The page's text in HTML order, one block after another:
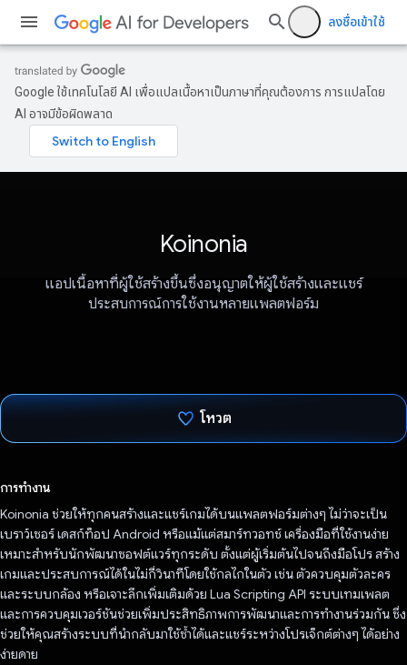
ลงชื่อเข้าใช้
Google ใช้เทคโนโลยี AI เพื่อแปลเนื้อหาเป็นภาษาที่คุณต้องการ การแปลโดย
AI อาจมีข้อผิดพลาด
Koinonia
แอปเนื้อหาที่ผู้ใช้สร้างขึ้นซึ่งอนุญาตให้ผู้ใช้สร้างและแชร์
ประสบการณ์การใช้งานหลายแพลตฟอร์ม
โหวต
การทำงาน
Koinonia ช่วยให้ทุกคนสร้างและแชร์เกมได้บนแพลตฟอร์มต่างๆ ไม่ว่าจะเป็น
เบราว์เซอร์ เดสก์ท็อป Android หรือแม้แต่สมาร์ทวอทช์ เครื่องมือที่ใช้งานง่าย
เหมาะสำหรับนักพัฒนาซอฟต์แวร์ทุกระดับ ตั้งแต่ผู้เริ่มต้นไปจนถึงมือโปร สร้าง
เกมและประสบการณ์ได้ในไม่กี่วินาทีโดยใช้กลไกในตัว เช่น ตัวควบคุมตัวละคร
และระบบกล้อง หรือเจาะลึกเพิ่มเติมด้วย Lua Scripting API ระบบเทมเพลต
และการควบคุมเวอร์ชันช่วยเพิ่มประสิทธิภาพการพัฒนาและการทํางานร่วมกัน ซึ่ง
ช่วยให้คุณสร้างระบบที่นํากลับมาใช้ซ้ำได้และแชร์ระหว่างโปรเจ็กต์ต่างๆ ได้อย่าง
ง่ายดาย